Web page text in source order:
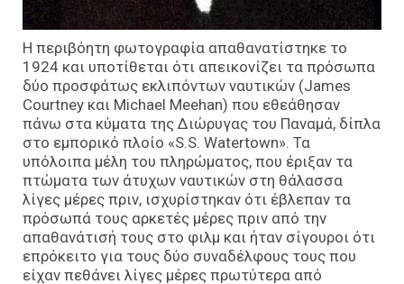
Η περιβόητη φωτογραφία απαθανατίστηκε το
1924 και υποτίθεται ότι απεικονίζει τα πρόσωπα
δύο προσφάτως εκλιπόντων ναυτικών (James
Courtney και Michael Meehan) που εθεάθησαν
πάνω στα κύματα της Διώρυγας του Παναμά, δίπλα
στο εμπορικό πλοίο «S.S. Watertown». Τα
υπόλοιπα μέλη του πληρώματος, που έριξαν τα
πτώματα των άτυχων ναυτικών στη θάλασσα
λίγες μέρες πριν, ισχυρίστηκαν ότι έβλεπαν τα
πρόσωπά τους αρκετές μέρες πριν από την
απαθανάτισή τους στο φιλμ και ήταν σίγουροι ότι
επρόκειτο για τους δύο συναδέλφους τους που
είχαν πεθάνει λίγες μέρες πρωτύτερα από